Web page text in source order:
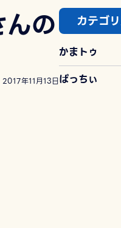
の
2017年11月13日
カテゴ
かまトゥ
ぱっちぃ